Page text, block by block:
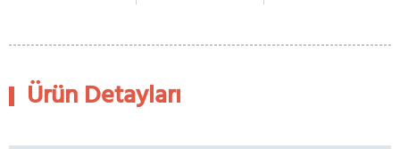
Ürün Detayları